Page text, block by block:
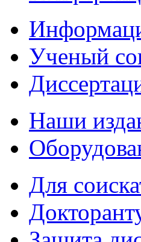
Ученый
Наши
Для